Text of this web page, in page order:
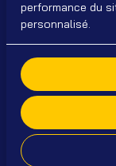
2026 Nopixar VR.
nopixar@gmail.com
Politique de
Powered by
Accueil
Simulateur
performance du
personnalisé.